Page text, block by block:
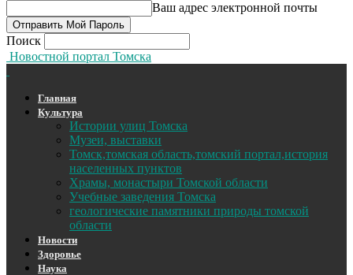
Ваш адрес электронной почты
Поиск
Новостной портал Томска
Главная
Культура
Истории улиц Томска
Музеи, выставки
Томск,томская область,томский портал,история
населенных пунктов
Храмы, монастыри Томской области
Учебные заведения Томска
геологические памятники природы томской
области
Новости
Здоровье
Наука